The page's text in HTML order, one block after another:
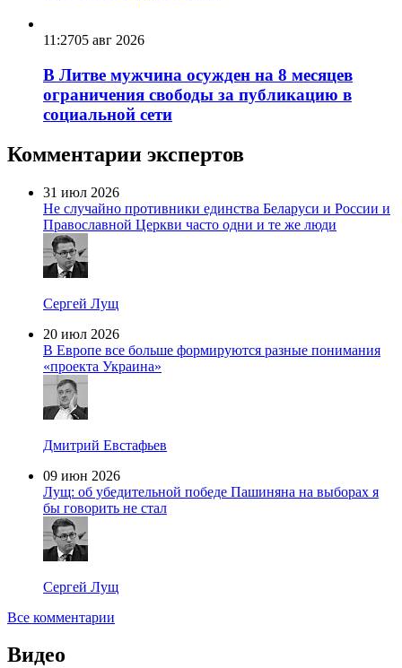
11:2705 авг 2026
В Литве мужчина осужден на 8 месяцев
ограничения свободы за публикацию в
социальной сети
Комментарии экспертов
31 июл 2026
Не случайно противники единства Беларуси и России и
Православной Церкви часто одни и те же люди
Сергей Лущ
20 июл 2026
В Европе все больше формируются разные понимания
«проекта Украина»
Дмитрий Евстафьев
09 июн 2026
Лущ: об убедительной победе Пашиняна на выборах я
бы говорить не стал
Сергей Лущ
Все комментарии
Видео